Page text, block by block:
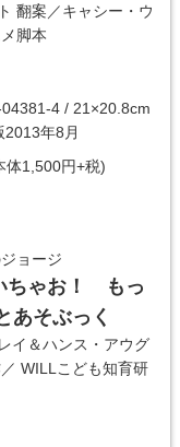
翻案／キャシー・ウ
脚本
4 / 21×20.8cm
年8月
体1,500円+税)
ョージ
ちゃお！ もっ
あそぶっく
イ＆ハンス・アウグ
WILLこども知育研